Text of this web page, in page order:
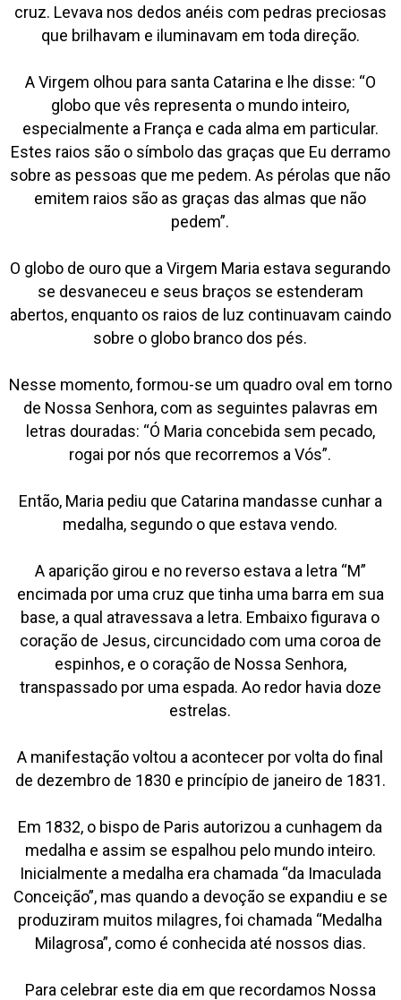
cruz. Levava nos dedos anéis com pedras preciosas
que brilhavam e iluminavam em toda direção.
A Virgem olhou para santa Catarina e lhe disse: “O
globo que vês representa o mundo inteiro,
especialmente a França e cada alma em particular.
Estes raios são o símbolo das graças que Eu derramo
sobre as pessoas que me pedem. As pérolas que não
emitem raios são as graças das almas que não
pedem”.
O globo de ouro que a Virgem Maria estava segurando
se desvaneceu e seus braços se estenderam
abertos, enquanto os raios de luz continuavam caindo
sobre o globo branco dos pés.
Nesse momento, formou-se um quadro oval em torno
de Nossa Senhora, com as seguintes palavras em
letras douradas: “Ó Maria concebida sem pecado,
rogai por nós que recorremos a Vós”.
Então, Maria pediu que Catarina mandasse cunhar a
medalha, segundo o que estava vendo.
A aparição girou e no reverso estava a letra “M”
encimada por uma cruz que tinha uma barra em sua
base, a qual atravessava a letra. Embaixo figurava o
coração de Jesus, circuncidado com uma coroa de
espinhos, e o coração de Nossa Senhora,
transpassado por uma espada. Ao redor havia doze
estrelas.
A manifestação voltou a acontecer por volta do final
de dezembro de 1830 e princípio de janeiro de 1831.
Em 1832, o bispo de Paris autorizou a cunhagem da
medalha e assim se espalhou pelo mundo inteiro.
Inicialmente a medalha era chamada “da Imaculada
Conceição”, mas quando a devoção se expandiu e se
produziram muitos milagres, foi chamada “Medalha
Milagrosa”, como é conhecida até nossos dias.
Para celebrar este dia em que recordamos Nossa